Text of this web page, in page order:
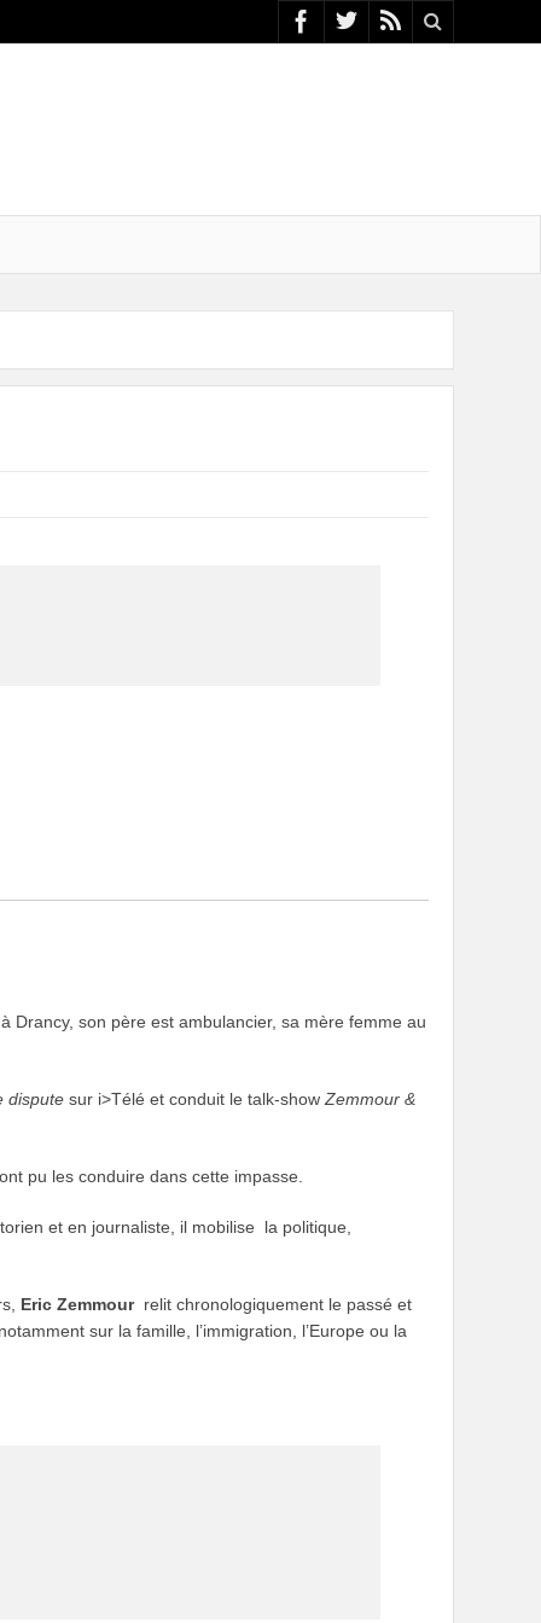
son père est ambulancier, sa mère femme au
dispute sur i>Télé et conduit le talk-show Zemmour &
pu les conduire dans cette impasse.
et en journaliste, il mobilise la politique,
Eric Zemmourrelit chronologiquement le passé et
sur la famille, l’immigration, l’Europe ou la